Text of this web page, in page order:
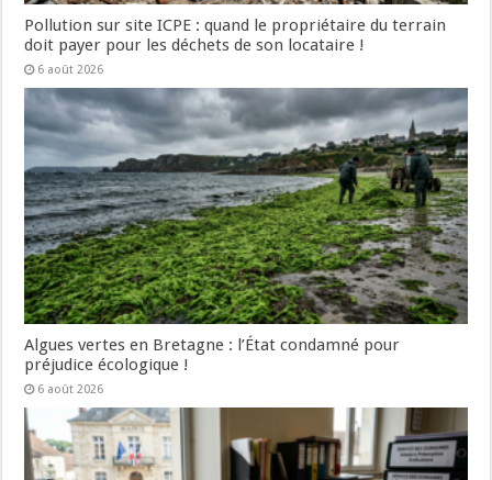
Pollution sur site ICPE : quand le propriétaire du terrain
doit payer pour les déchets de son locataire !
6 août 2026
Algues vertes en Bretagne : l’État condamné pour
préjudice écologique !
6 août 2026